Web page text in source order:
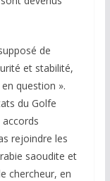
de
et stabilité,
question ».
du Golfe
accords
rejoindre les
saoudite et
chercheur, en